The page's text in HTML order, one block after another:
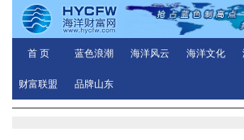
首 页 蓝色浪潮 海洋风云 海洋文化
财富联盟 品牌山东